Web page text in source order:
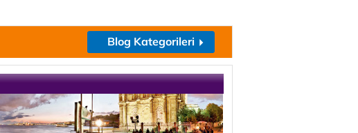
Blog Kategorileri